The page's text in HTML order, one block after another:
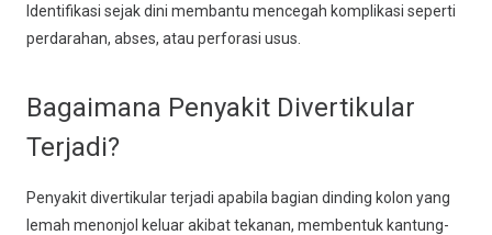
Identifikasi sejak dini membantu mencegah komplikasi seperti
perdarahan, abses, atau perforasi usus.
Bagaimana Penyakit Divertikular
Terjadi?
Penyakit divertikular terjadi apabila bagian dinding kolon yang
lemah menonjol keluar akibat tekanan, membentuk kantung-